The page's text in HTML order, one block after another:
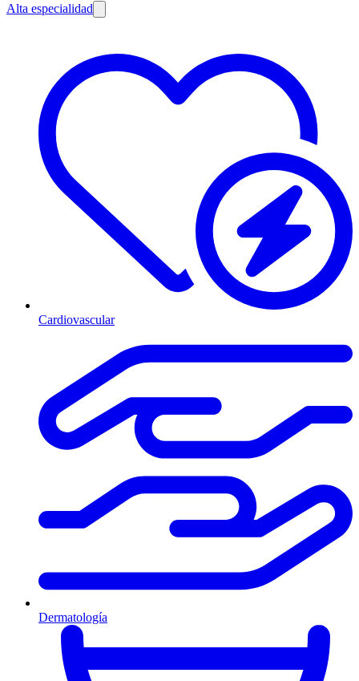
Alta especialidad
Cardiovascular
Dermatología